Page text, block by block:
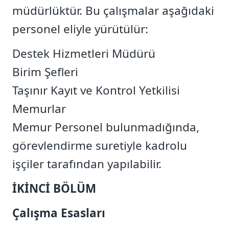
müdürlüktür. Bu çalışmalar aşağıdaki
personel eliyle yürütülür:
Destek Hizmetleri Müdürü
Birim Şefleri
Taşınır Kayıt ve Kontrol Yetkilisi
Memurlar
Memur Personel bulunmadığında,
görevlendirme suretiyle kadrolu
işçiler tarafından yapılabilir.
İKİNCİ BÖLÜM
Çalışma Esasları